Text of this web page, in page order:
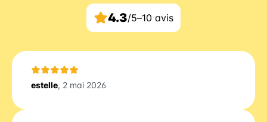
4.3/5–10 avis
estelle, 2 mai 2026